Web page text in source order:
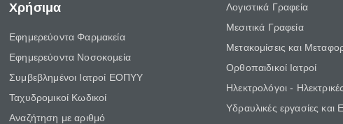
Χρήσιμα
Εφημερεύοντα Φαρμακεία
Εφημερεύοντα Νοσοκομεία
Συμβεβλημένοι Ιατροί ΕΟΠΥΥ
Ταχυδρομικοί Κωδικοί
Αναζήτηση με αριθμό
Λογιστικά Γραφεία
Μεσιτικά Γραφεία
Μετακομίσεις και
Ορθοπαιδικοί Ιατροί
Ηλεκτρολόγοι -
Υδραυλικές εργασίες και